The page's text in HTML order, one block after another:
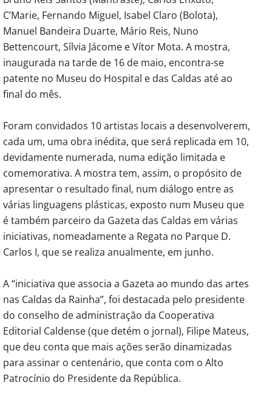
C’Marie, Fernando Miguel, Isabel Claro (Bolota),
Manuel Bandeira Duarte, Mário Reis, Nuno
Bettencourt, Sílvia Jácome e Vítor Mota. A mostra,
inaugurada na tarde de 16 de maio, encontra-se
patente no Museu do Hospital e das Caldas até ao
final do mês.
Foram convidados 10 artistas locais a desenvolverem,
cada um, uma obra inédita, que será replicada em 10,
devidamente numerada, numa edição limitada e
comemorativa. A mostra tem, assim, o propósito de
apresentar o resultado final, num diálogo entre as
várias linguagens plásticas, exposto num Museu que
é também parceiro da Gazeta das Caldas em várias
iniciativas, nomeadamente a Regata no Parque D.
Carlos I, que se realiza anualmente, em junho.
A “iniciativa que associa a Gazeta ao mundo das artes
nas Caldas da Rainha”, foi destacada pelo presidente
do conselho de administração da Cooperativa
Editorial Caldense (que detém o jornal), Filipe Mateus,
que deu conta que mais ações serão dinamizadas
para assinar o centenário, que conta com o Alto
Patrocínio do Presidente da República.